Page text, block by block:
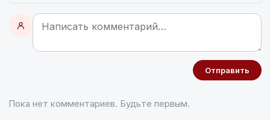
Отправить
Пока нет комментариев. Будьте первым.